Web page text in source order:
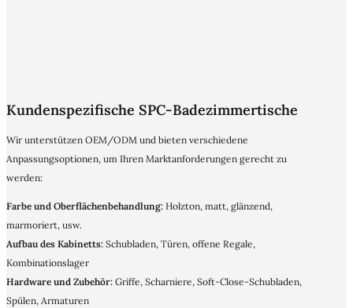
Kundenspezifische SPC-Badezimmertische
Wir unterstützen OEM/ODM und bieten verschiedene
Anpassungsoptionen, um Ihren Marktanforderungen gerecht zu
werden:
Farbe und Oberflächenbehandlung: Holzton, matt, glänzend,
marmoriert, usw.
Aufbau des Kabinetts: Schubladen, Türen, offene Regale,
Kombinationslager
Hardware und Zubehör: Griffe, Scharniere, Soft-Close-Schubladen,
Spülen, Armaturen